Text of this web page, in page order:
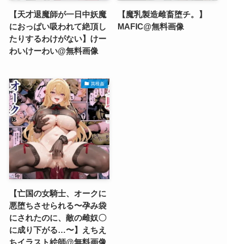
【天才退魔師が一日中妖魔
におっぱい吸われて絶頂し
たりするわけがない】けー
わいけーわい@無料画像
【魔乳製造雌畜堕チ。】
MAFIC@無料画像
異種姦
【亡国の女騎士、オークに
悪堕ちさせられる〜孕み袋
にされたのに、敵の雌奴〇
に成り下がる…〜】えちえ
ちイラスト絵師@無料画像